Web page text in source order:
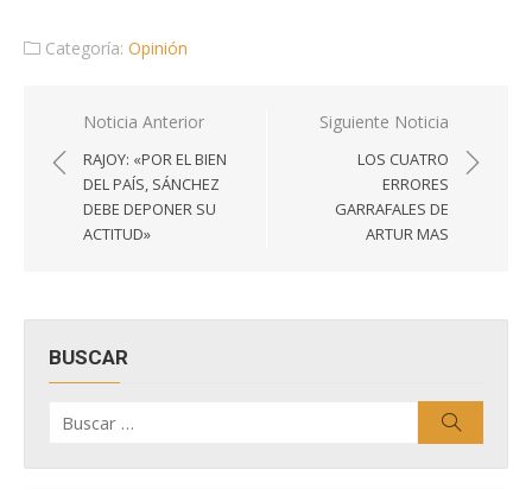
Categoría: Opinión
Navegación
de
entradas
Noticia Anterior
RAJOY: «POR EL BIEN
DEL PAÍS, SÁNCHEZ
DEBE DEPONER SU
ACTITUD»
Siguiente Noticia
LOS CUATRO
ERRORES
GARRAFALES DE
ARTUR MAS
BUSCAR
por: